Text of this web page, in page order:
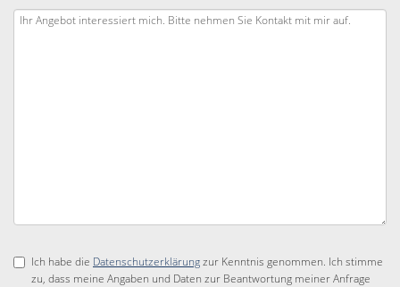
Ich habe die Datenschutzerklärungzur Kenntnis genommen. Ich stimme
zu, dass meine Angaben und Daten zur Beantwortung meiner Anfrage